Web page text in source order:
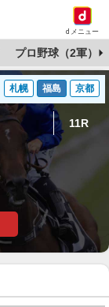
dメニュー
プロ野球（2軍）
札幌 福島 京都
11R